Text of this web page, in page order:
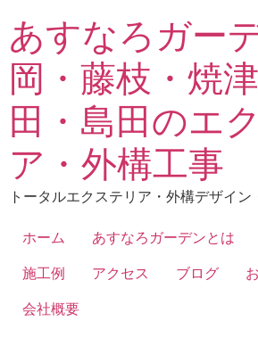
あすなろガー
岡・藤枝・焼
田・島田のエ
ア・外構工事
トータルエクステリア・外構デザイン
ホーム あすなろガーデンとは
施工例
アクセス ブログ
会社概要